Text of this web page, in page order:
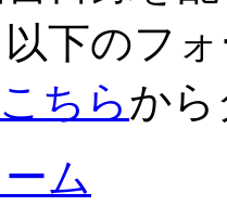
下のフ
こちらか
ム